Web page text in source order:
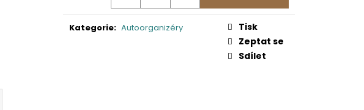
Kategorie: Autoorganizéry
Tisk
Zeptat se
Sdílet